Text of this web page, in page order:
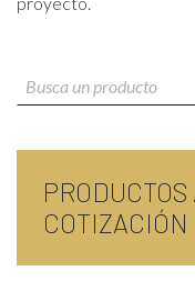
COTIZACIÓN